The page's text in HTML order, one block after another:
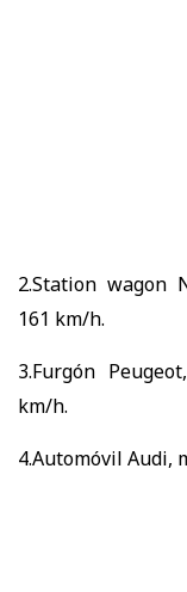
2.Station wagon
161 km/h.
3.Furgón
km/h.
4.Automóvil Audi,